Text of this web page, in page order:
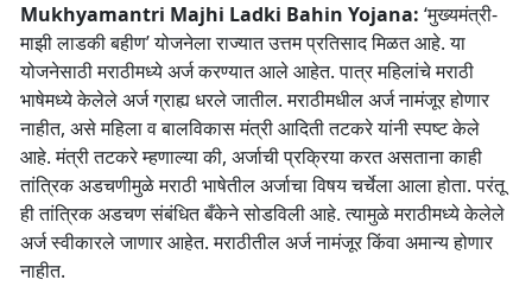
Mukhyamantri Majhi Ladki Bahin Yojana: ‘मुख्यमंत्री-
माझी लाडकी बहीण’ योजनेला राज्यात उत्तम प्रतिसाद मिळत आहे. या
योजनेसाठी मराठीमध्ये अर्ज करण्यात आले आहेत. पात्र महिलांचे मराठी
भाषेमध्ये केलेले अर्ज ग्राह्य धरले जातील. मराठीमधील अर्ज नामंजूर होणार
नाहीत, असे महिला व बालविकास मंत्री आदिती तटकरे यांनी स्पष्ट केले
आहे. मंत्री तटकरे म्हणाल्या की, अर्जाची प्रक्रिया करत असताना काही
तांत्रिक अडचणीमुळे मराठी भाषेतील अर्जाचा विषय चर्चेला आला होता. परंतू
ही तांत्रिक अडचण संबंधित बँकेने सोडविली आहे. त्यामुळे मराठीमध्ये केलेले
अर्ज स्वीकारले जाणार आहेत. मराठीतील अर्ज नामंजूर किंवा अमान्य होणार
नाहीत.